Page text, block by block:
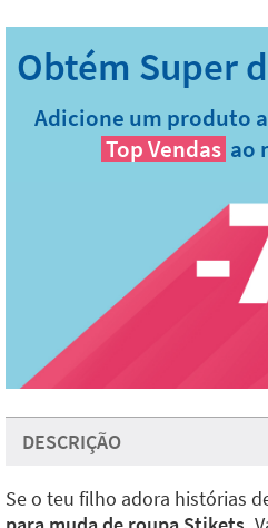
Adicione um produto
Top Vendas ao
DESCRIÇÃO
Se o teu filho adora histórias